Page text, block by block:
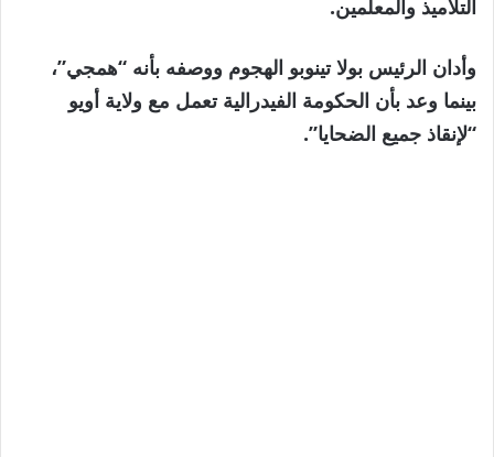
التلاميذ والمعلمين.
وأدان الرئيس بولا تينوبو الهجوم ووصفه بأنه “همجي”،
بينما وعد بأن الحكومة الفيدرالية تعمل مع ولاية أويو
“لإنقاذ جميع الضحايا”.